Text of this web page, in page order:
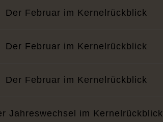
Der Februar im Kernelrückblick
Der Februar im Kernelrückblick
Der Februar im Kernelrückblick
Jahreswechsel im Kernelrückblick